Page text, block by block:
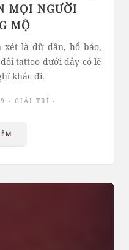
MỌI NGƯỜI
MỘ
là dữ dằn, hổ báo,
tattoo dưới đây có lẽ
khác đi.
GIẢI TRÍ